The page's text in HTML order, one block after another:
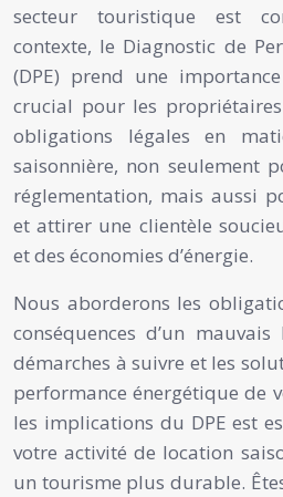
secteur touristique est
contexte, le Diagnostic de
(DPE) prend une
crucial pour les
obligations légales en
saisonnière, non seulement
réglementation, mais aussi
et attirer une clientèle
et des économies d’énergie.
Nous aborderons les
conséquences d’un
démarches à suivre et les
performance énergétique de
les implications du DPE est
votre activité de location
un tourisme plus durable.